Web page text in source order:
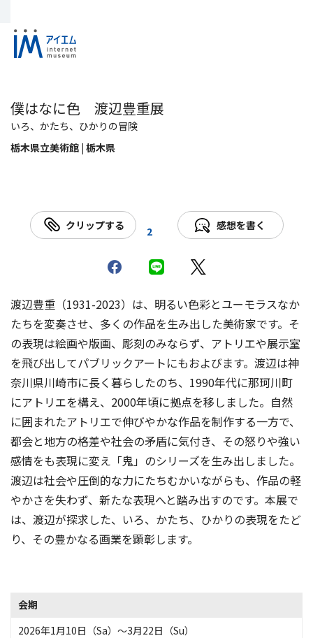
僕はなに色 渡辺豊重展
いろ、かたち、ひかりの冒険
栃木県立美術館 | 栃木県
クリップする 2 感想を書く
渡辺豊重（1931-2023）は、明るい色彩とユーモラスなか
たちを変奏させ、多くの作品を生み出した美術家です。そ
の表現は絵画や版画、彫刻のみならず、アトリエや展示室
を飛び出してパブリックアートにもおよびます。渡辺は神
奈川県川崎市に長く暮らしたのち、1990年代に那珂川町
にアトリエを構え、2000年頃に拠点を移しました。自然
に囲まれたアトリエで伸びやかな作品を制作する一方で、
都会と地方の格差や社会の矛盾に気付き、その怒りや強い
感情をも表現に変え「鬼」のシリーズを生み出しました。
渡辺は社会や圧倒的な力にたちむかいながらも、作品の軽
やかさを失わず、新たな表現へと踏み出すのです。本展で
は、渡辺が探求した、いろ、かたち、ひかりの表現をたど
り、その豊かなる画業を顕彰します。
会期
2026年1月10日（Sa）〜3月22日（Su）